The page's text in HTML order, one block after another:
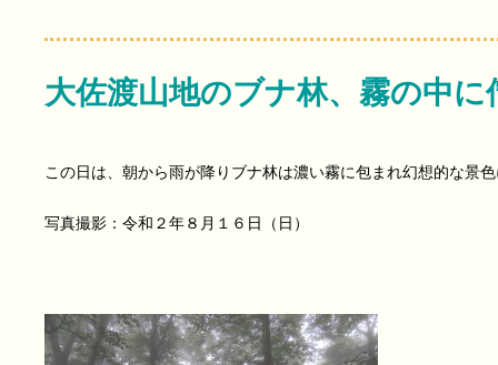
大佐渡山地のブナ林、霧の中に
この日は、朝から雨が降りブナ林は濃い霧に包まれ幻想的な景
写真撮影：令和２年８月１６日（日）